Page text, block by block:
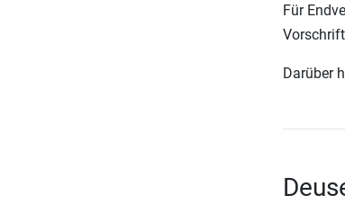
Für
Darüber